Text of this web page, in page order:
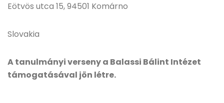
Eötvös utca 15, 94501 Komárno
Slovakia
A tanulmányi verseny a Balassi Bálint Intézet
támogatásával jön létre.